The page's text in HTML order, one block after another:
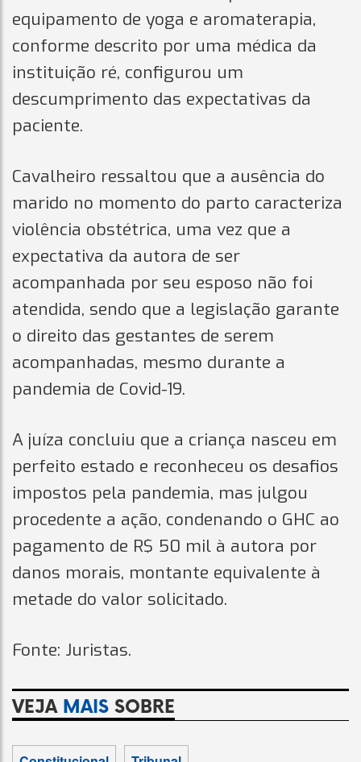
equipamento de yoga e aromaterapia,
conforme descrito por uma médica da
instituição ré, configurou um
descumprimento das expectativas da
paciente.
Cavalheiro ressaltou que a ausência do
marido no momento do parto caracteriza
violência obstétrica, uma vez que a
expectativa da autora de ser
acompanhada por seu esposo não foi
atendida, sendo que a legislação garante
o direito das gestantes de serem
acompanhadas, mesmo durante a
pandemia de Covid-19.
A juíza concluiu que a criança nasceu em
perfeito estado e reconheceu os desafios
impostos pela pandemia, mas julgou
procedente a ação, condenando o GHC ao
pagamento de R$ 50 mil à autora por
danos morais, montante equivalente à
metade do valor solicitado.
Fonte: Juristas.
VEJA MAIS SOBRE